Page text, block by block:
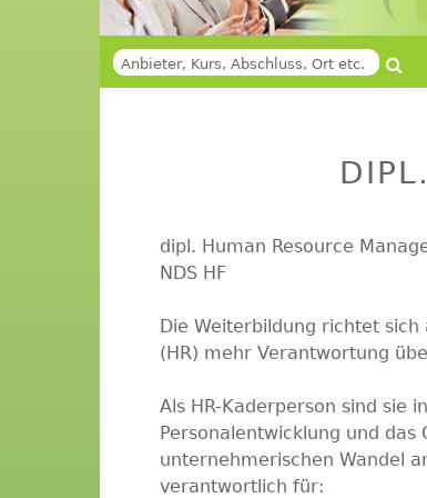
Suche
dipl. Human Resource
NDS HF
Die Weiterbildung richtet sich
(HR) mehr Verantwortung
Als HR-Kaderperson sind sie
Personalentwicklung und das
unternehmerischen Wandel
verantwortlich für: